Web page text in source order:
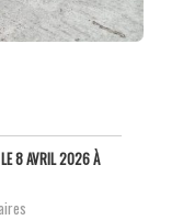
8 AVRIL 2026 À